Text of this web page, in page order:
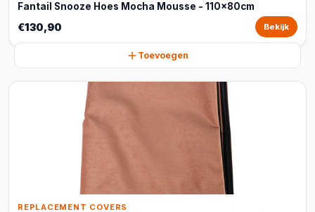
Fantail Snooze Hoes Mocha Mousse - 110x80cm
€130,90 Bekijk
Toevoegen
REPLACEMENT COVERS